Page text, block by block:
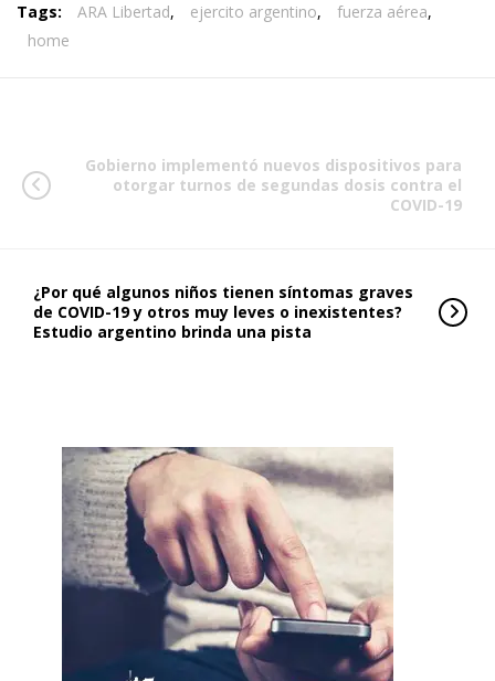
Tags: ARA Libertad, ejercito argentino, fuerza aérea,
home
Gobierno implementó nuevos dispositivos para
otorgar turnos de segundas dosis contra el
COVID-19
¿Por qué algunos niños tienen síntomas graves
de COVID-19 y otros muy leves o inexistentes?
Estudio argentino brinda una pista